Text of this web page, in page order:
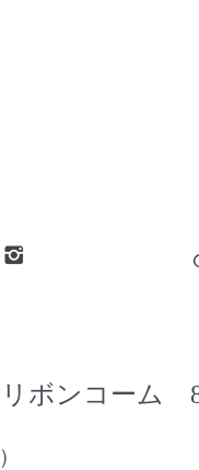
リボンコーム